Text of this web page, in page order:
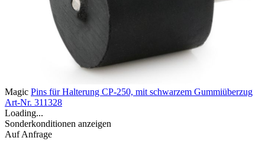
Magic Pins für Halterung CP-250, mit schwarzem Gummiüberzug
Art-Nr. 311328
Loading...
Sonderkonditionen anzeigen
Auf Anfrage